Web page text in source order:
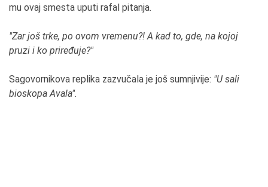
mu ovaj smesta uputi rafal pitanja.
"Zar još trke, po ovom vremenu?! A kad to, gde, na kojoj
pruzi i ko priređuje?"
Sagovornikova replika zazvučala je još sumnjivije: "U sali
bioskopa Avala".